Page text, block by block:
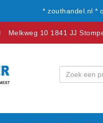
* zouthandel.nl *
Melkweg 10 1841 JJ